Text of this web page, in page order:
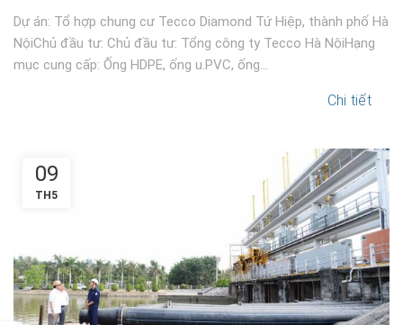
Dự án: Tổ hợp chung cư Tecco Diamond Tứ Hiệp, thành phố Hà
NộiChủ đầu tư: Chủ đầu tư: Tổng công ty Tecco Hà NộiHạng
mục cung cấp: Ống HDPE, ống u.PVC, ống...
Chi tiết
09
TH5